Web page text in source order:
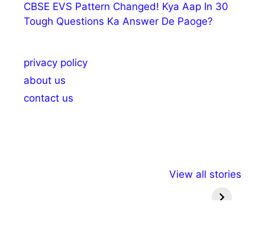
CBSE EVS Pattern Changed! Kya Aap In 30
Tough Questions Ka Answer De Paoge?
privacy policy
about us
contact us
View all stories
राष्ट्रीय अल्पसंख्यक
मराठी